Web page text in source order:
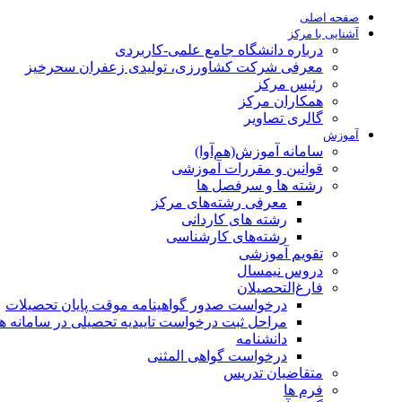
صفحه اصلی
آشنایی با مرکز
درباره دانشگاه جامع علمی-کاربردی
معرفی شرکت کشاورزی، تولیدی زعفران سحرخیز
رئیس مرکز
همکاران مرکز
گالری تصاویر
آموزش
سامانه آموزش(هم‌آوا)
قوانین و مقررات آموزشی
رشته ها و سرفصل ها
معرفی رشته‌های مرکز
رشته های کاردانی
رشته‌های کارشناسی
تقویم آموزشی
دروس نیمسال
فارغ‌التحصیلان
درخواست صدور گواهینامه موقت پایان تحصیلات
مراحل ثبت درخواست تاییدیه تحصیلی در سامانه
دانشنامه
درخواست گواهی المثنی
متقاضیان تدریس
فرم ها